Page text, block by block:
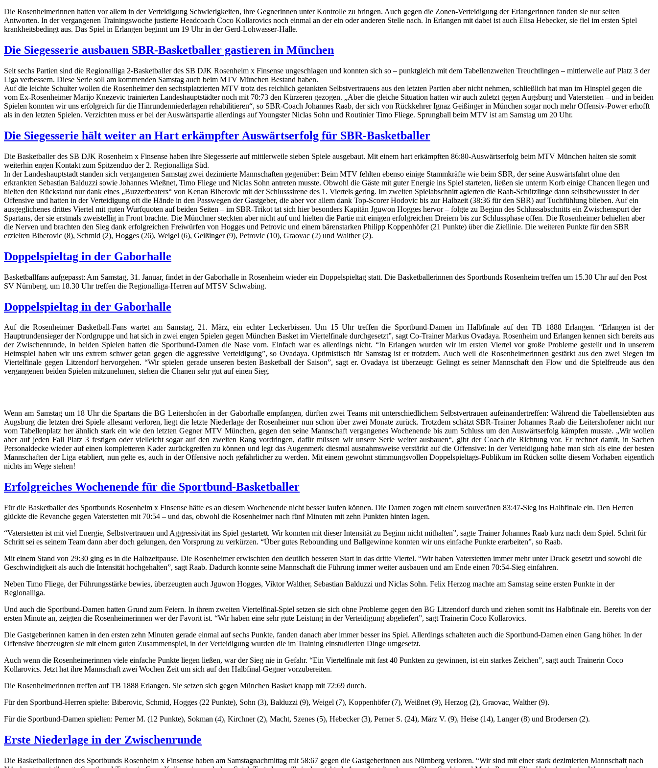
Die Rosenheimerinnen hatten vor allem in der Verteidigung Schwierigkeiten, ihre Gegnerinnen unter Kontrolle zu bringen. Auch gegen die Zonen-Verteidigung der Erlangerinnen fanden sie nur selten
Antworten. In der vergangenen Trainingswoche justierte Headcoach Coco Kollarovics noch einmal an der ein oder anderen Stelle nach. In Erlangen mit dabei ist auch Elisa Hebecker, sie fiel im ersten Spiel
krankheitsbedingt aus. Das Spiel in Erlangen beginnt um 19 Uhr in der Gerd-Lohwasser-Halle.
Die Siegesserie ausbauen SBR-Basketballer gastieren in München
Seit sechs Partien sind die Regionalliga 2-Basketballer des SB DJK Rosenheim x Finsense ungeschlagen und konnten sich so – punktgleich mit dem Tabellenzweiten Treuchtlingen – mittlerweile auf Platz 3 der
Liga verbessern. Diese Serie soll am kommenden Samstag auch beim MTV München Bestand haben.
Auf die leichte Schulter wollen die Rosenheimer den sechstplatzierten MTV trotz des reichlich getankten Selbstvertrauens aus den letzten Partien aber nicht nehmen, schließlich hat man im Hinspiel gegen die
vom Ex-Rosenheimer Marijo Knezevic trainierten Landeshauptstädter noch mit 70:73 den Kürzeren gezogen. „Aber die gleiche Situation hatten wir auch zuletzt gegen Augsburg und Vaterstetten – und in beiden
Spielen konnten wir uns erfolgreich für die Hinrundenniederlagen rehabilitieren“, so SBR-Coach Johannes Raab, der sich von Rückkehrer Ignaz Geißinger in München sogar noch mehr Offensiv-Power erhofft
als in den letzten Spielen. Verzichten muss er bei der Auswärtspartie allerdings auf Youngster Niclas Sohn und Routinier Timo Fliege. Sprungball beim MTV ist am Samstag um 20 Uhr.
Die Siegesserie hält weiter an Hart erkämpfter Auswärtserfolg für SBR-Basketballer
Die Basketballer des SB DJK Rosenheim x Finsense haben ihre Siegesserie auf mittlerweile sieben Spiele ausgebaut. Mit einem hart erkämpften 86:80-Auswärtserfolg beim MTV München halten sie somit
weiterhin engen Kontakt zum Spitzenduo der 2. Regionalliga Süd.
In der Landeshauptstadt standen sich vergangenen Samstag zwei dezimierte Mannschaften gegenüber: Beim MTV fehlten ebenso einige Stammkräfte wie beim SBR, der seine Auswärtsfahrt ohne den
erkrankten Sebastian Balduzzi sowie Johannes Wießnet, Timo Fliege und Niclas Sohn antreten musste. Obwohl die Gäste mit guter Energie ins Spiel starteten, ließen sie unterm Korb einige Chancen liegen und
hielten den Rückstand nur dank eines „Buzzerbeaters“ von Kenan Biberovic mit der Schlusssirene des 1. Viertels gering. Im zweiten Spielabschnitt agierten die Raab-Schützlinge dann selbstbewusster in der
Offensive und hatten in der Verteidigung oft die Hände in den Passwegen der Gastgeber, die aber vor allem dank Top-Scorer Hodovic bis zur Halbzeit (38:36 für den SBR) auf Tuchfühlung blieben. Auf ein
ausgeglichenes drittes Viertel mit guten Wurfquoten auf beiden Seiten – im SBR-Trikot tat sich hier besonders Kapitän Jguwon Hogges hervor – folgte zu Beginn des Schlussabschnitts ein Zwischenspurt der
Spartans, der sie erstmals zweistellig in Front brachte. Die Münchner steckten aber nicht auf und hielten die Partie mit einigen erfolgreichen Dreiern bis zur Schlussphase offen. Die Rosenheimer behielten aber
die Nerven und brachten den Sieg dank erfolgreichen Freiwürfen von Hogges und Petrovic und einem bärenstarken Philipp Koppenhöfer (21 Punkte) über die Ziellinie. Die weiteren Punkte für den SBR
erzielten Biberovic (8), Schmid (2), Hogges (26), Weigel (6), Geißinger (9), Petrovic (10), Graovac (2) und Walther (2).
Doppelspieltag in der Gaborhalle
Basketballfans aufgepasst: Am Samstag, 31. Januar, findet in der Gaborhalle in Rosenheim wieder ein Doppelspieltag statt. Die Basketballerinnen des Sportbunds Rosenheim treffen um 15.30 Uhr auf den Post
SV Nürnberg, um 18.30 Uhr treffen die Regionalliga-Herren auf MTSV Schwabing.
Doppelspieltag in der Gaborhalle
Auf die Rosenheimer Basketball-Fans wartet am Samstag, 21. März, ein echter Leckerbissen. Um 15 Uhr treffen die Sportbund-Damen im Halbfinale auf den TB 1888 Erlangen. “Erlangen ist der
Hauptrundensieger der Nordgruppe und hat sich in zwei engen Spielen gegen München Basket im Viertelfinale durchgesetzt”, sagt Co-Trainer Markus Ovadaya. Rosenheim und Erlangen kennen sich bereits aus
der Zwischenrunde, in beiden Spielen hatten die Sportbund-Damen die Nase vorn. Einfach war es allerdings nicht. “In Erlangen wurden wir im ersten Viertel vor große Probleme gestellt und in unserem
Heimspiel haben wir uns extrem schwer getan gegen die aggressive Verteidigung”, so Ovadaya. Optimistisch für Samstag ist er trotzdem. Auch weil die Rosenheimerinnen gestärkt aus den zwei Siegen im
Viertelfinale gegen Litzendorf hervorgehen. “Wir spielen gerade unseren besten Basketball der Saison”, sagt er. Ovadaya ist überzeugt: Gelingt es seiner Mannschaft den Flow und die Spielfreude aus den
vergangenen beiden Spielen mitzunehmen, stehen die Chanen sehr gut auf einen Sieg.
Wenn am Samstag um 18 Uhr die Spartans die BG Leitershofen in der Gaborhalle empfangen, dürften zwei Teams mit unterschiedlichem Selbstvertrauen aufeinandertreffen: Während die Tabellensiebten aus
Augsburg die letzten drei Spiele allesamt verloren, liegt die letzte Niederlage der Rosenheimer nun schon über zwei Monate zurück. Trotzdem schätzt SBR-Trainer Johannes Raab die Leitershofener nicht nur
vom Tabellenplatz her ähnlich stark ein wie den letzten Gegner MTV München, gegen den seine Mannschaft vergangenes Wochenende bis zum Schluss um den Auswärtserfolg kämpfen musste. „Wir wollen
aber auf jeden Fall Platz 3 festigen oder vielleicht sogar auf den zweiten Rang vordringen, dafür müssen wir unsere Serie weiter ausbauen“, gibt der Coach die Richtung vor. Er rechnet damit, in Sachen
Personaldecke wieder auf einen kompletteren Kader zurückgreifen zu können und legt das Augenmerk diesmal ausnahmsweise verstärkt auf die Offensive: In der Verteidigung habe man sich als eine der besten
Mannschaften der Liga etabliert, nun gelte es, auch in der Offensive noch gefährlicher zu werden. Mit einem gewohnt stimmungsvollen Doppelspieltags-Publikum im Rücken sollte diesem Vorhaben eigentlich
nichts im Wege stehen!
Erfolgreiches Wochenende für die Sportbund-Basketballer
Für die Basketballer des Sportbunds Rosenheim x Finsense hätte es an diesem Wochenende nicht besser laufen können. Die Damen zogen mit einem souveränen 83:47-Sieg ins Halbfinale ein. Den Herren
glückte die Revanche gegen Vaterstetten mit 70:54 – und das, obwohl die Rosenheimer nach fünf Minuten mit zehn Punkten hinten lagen.
“Vaterstetten ist mit viel Energie, Selbstvertrauen und Aggressivität ins Spiel gestartett. Wir konnten mit dieser Intensität zu Beginn nicht mithalten”, sagte Trainer Johannes Raab kurz nach dem Spiel. Schrit für
Schritt sei es seinem Team dann aber doch gelungen, den Vorsprung zu verkürzen. “Über gutes Rebounding und Ballgewinne konnten wir uns einfache Punkte erarbeiten”, so Raab.
Mit einem Stand von 29:30 ging es in die Halbzeitpause. Die Rosenheimer erwischten den deutlich besseren Start in das dritte Viertel. “Wir haben Vaterstetten immer mehr unter Druck gesetzt und sowohl die
Geschwindigkeit als auch die Intensität hochgehalten”, sagt Raab. Dadurch konnte seine Mannschaft die Führung immer weiter ausbauen und am Ende einen 70:54-Sieg einfahren.
Neben Timo Fliege, der Führungsstärke bewies, überzeugten auch Jguwon Hogges, Viktor Walther, Sebastian Balduzzi und Niclas Sohn. Felix Herzog machte am Samstag seine ersten Punkte in der
Regionalliga.
Und auch die Sportbund-Damen hatten Grund zum Feiern. In ihrem zweiten Viertelfinal-Spiel setzen sie sich ohne Probleme gegen den BG Litzendorf durch und ziehen somit ins Halbfinale ein. Bereits von der
ersten Minute an, zeigten die Rosenheimerinnen wer der Favorit ist. “Wir haben eine sehr gute Leistung in der Verteidigung abgeliefert”, sagt Trainerin Coco Kollarovics.
Die Gastgeberinnen kamen in den ersten zehn Minuten gerade einmal auf sechs Punkte, fanden danach aber immer besser ins Spiel. Allerdings schalteten auch die Sportbund-Damen einen Gang höher. In der
Offensive überzeugten sie mit einem guten Zusammenspiel, in der Verteidigung wurden die im Training einstudierten Dinge umgesetzt.
Auch wenn die Rosenheimerinnen viele einfache Punkte liegen ließen, war der Sieg nie in Gefahr. “Ein Viertelfinale mit fast 40 Punkten zu gewinnen, ist ein starkes Zeichen”, sagt auch Trainerin Coco
Kollarovics. Jetzt hat ihre Mannschaft zwei Wochen Zeit um sich auf den Halbfinal-Gegner vorzubereiten.
Die Rosenheimerinnen treffen auf TB 1888 Erlangen. Sie setzen sich gegen München Basket knapp mit 72:69 durch.
Für den Sportbund-Herren spielte: Biberovic, Schmid, Hogges (22 Punkte), Sohn (3), Balduzzi (9), Weigel (7), Koppenhöfer (7), Weißnet (9), Herzog (2), Graovac, Walther (9).
Für die Sportbund-Damen spielten: Perner M. (12 Punkte), Sokman (4), Kirchner (2), Macht, Szenes (5), Hebecker (3), Perner S. (24), März V. (9), Heise (14), Langer (8) und Brodersen (2).
Erste Niederlage in der Zwischenrunde
Die Basketballerinnen des Sportbunds Rosenheim x Finsense haben am Samstagnachmittag mit 58:67 gegen die Gastgeberinnen aus Nürnberg verloren. “Wir sind mit einer stark dezimierten Mannschaft nach